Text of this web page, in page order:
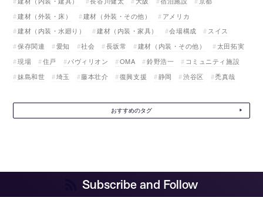
建材（外装・床）
建材（外装・その他）
アメリカ
建材（内装・水廻り）
建材（内装・家具） 会場構成
スイス
保存関連
愛知 社会 長坂常 建材（内装・その他）
太田拓実
現場
住戸 パヴィリオン OMA 鈴野浩一
コミュニティ施設
妹島和世
埼玉 藤本壮介 復興支援 静岡 渋谷区 禿真哉
おすすめのタグ
Subscribe and Follow